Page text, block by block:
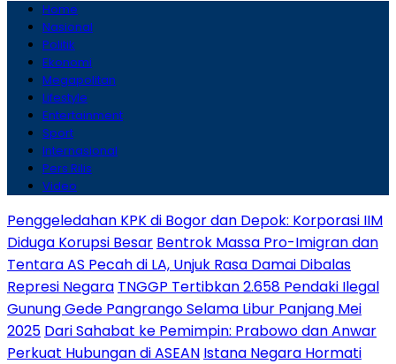
Home
Nasional
Politik
Ekonomi
Megapolitan
Lifestyle
Entertainment
Sport
Internasional
Pers Rilis
Video
Penggeledahan KPK di Bogor dan Depok: Korporasi IIM
Diduga Korupsi Besar Bentrok Massa Pro-Imigran dan
Tentara AS Pecah di LA, Unjuk Rasa Damai Dibalas
Represi Negara TNGGP Tertibkan 2.658 Pendaki Ilegal
Gunung Gede Pangrango Selama Libur Panjang Mei
2025 Dari Sahabat ke Pemimpin: Prabowo dan Anwar
Perkuat Hubungan di ASEAN Istana Negara Hormati